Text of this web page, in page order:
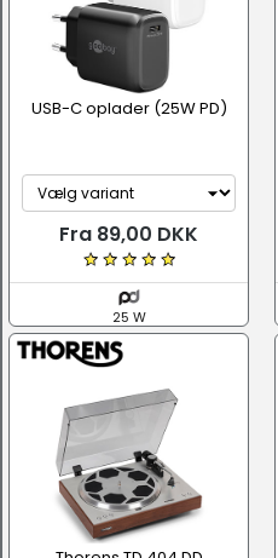
USB-C oplader (25W PD)
Fra 89,00 DKK
25 W